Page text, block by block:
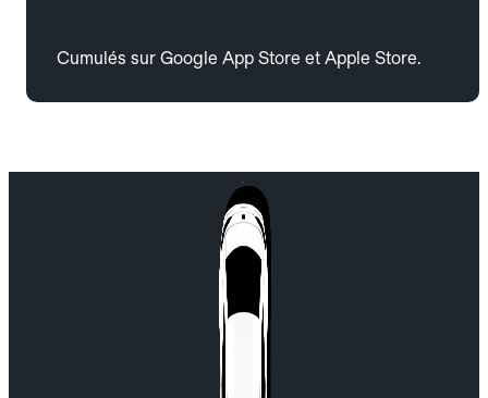
Cumulés sur Google App Store et Apple Store.